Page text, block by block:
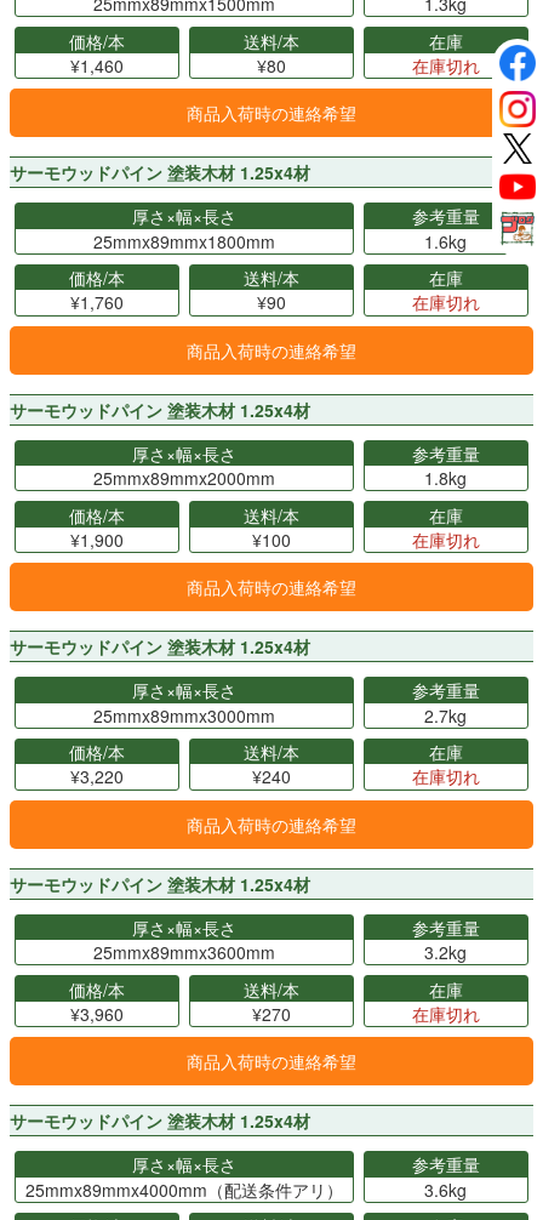
価格/本
¥1,460
送料/本
¥80
在庫
在庫切れ
商品入荷時の連絡希望
サーモウッドパイン 塗装木材 1.25x4材
厚さ×幅×長さ
25mmx89mmx1800mm
参考重量
1.6kg
価格/本
¥1,760
送料/本
¥90
在庫
在庫切れ
商品入荷時の連絡希望
サーモウッドパイン 塗装木材 1.25x4材
厚さ×幅×長さ
25mmx89mmx2000mm
参考重量
1.8kg
価格/本
¥1,900
送料/本
¥100
在庫
在庫切れ
商品入荷時の連絡希望
サーモウッドパイン 塗装木材 1.25x4材
厚さ×幅×長さ
25mmx89mmx3000mm
参考重量
2.7kg
価格/本
¥3,220
送料/本
¥240
在庫
在庫切れ
商品入荷時の連絡希望
サーモウッドパイン 塗装木材 1.25x4材
厚さ×幅×長さ
25mmx89mmx3600mm
参考重量
3.2kg
価格/本
¥3,960
送料/本
¥270
在庫
在庫切れ
商品入荷時の連絡希望
サーモウッドパイン 塗装木材 1.25x4材
厚さ×幅×長さ
25mmx89mmx4000mm（配送条件アリ）
参考重量
3.6kg